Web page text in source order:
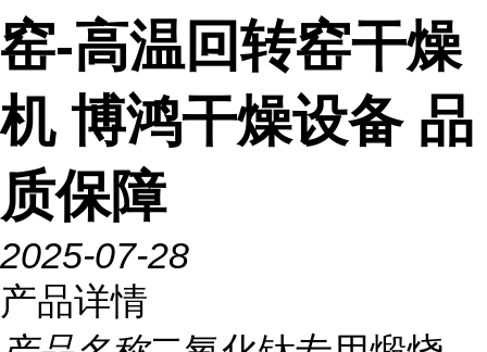
窑-高温回转窑干燥
机 博鸿干燥设备 品
质保障
2025-07-28
产品详情